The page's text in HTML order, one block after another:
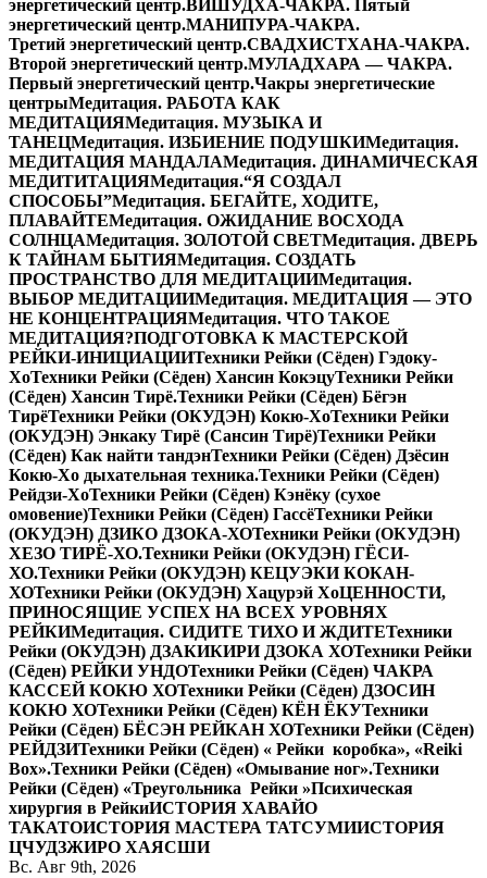
энергетический центр.ВИШУДХА-ЧАКРА. Пятый
энергетический центр.МАНИПУРА-ЧАКРА.
Третий энергетический центр.СВАДХИСТХАНА-ЧАКРА.
Второй энергетический центр.МУЛАДХАРА — ЧАКРА.
Первый энергетический центр.Чакры энергетические
центрыМедитация. РАБОТА КАК
МЕДИТАЦИЯМедитация. МУЗЫКА И
ТАНЕЦМедитация. ИЗБИЕНИЕ ПОДУШКИМедитация.
МЕДИТАЦИЯ МАНДАЛАМедитация. ДИНАМИЧЕСКАЯ
МЕДИТИТАЦИЯМедитация.“Я СОЗДАЛ
СПОСОБЫ”Медитация. БЕГАЙТЕ, ХОДИТЕ,
ПЛАВАЙТЕМедитация. ОЖИДАНИЕ ВОСХОДА
СОЛНЦАМедитация. ЗОЛОТОЙ СВЕТМедитация. ДВЕРЬ
К ТАЙНАМ БЫТИЯМедитация. СОЗДАТЬ
ПРОСТРАНСТВО ДЛЯ МЕДИТАЦИИМедитация.
ВЫБОР МЕДИТАЦИИМедитация. МЕДИТАЦИЯ — ЭТО
НЕ КОНЦЕНТРАЦИЯМедитация. ЧТО ТАКОЕ
МЕДИТАЦИЯ?ПОДГОТОВКА К МАСТЕРСКОЙ
РЕЙКИ-ИНИЦИАЦИИТехники Рейки (Сёден) Гэдоку-
ХоТехники Рейки (Сёден) Хансин КокэцуТехники Рейки
(Сёден) Хансин Тирё.Техники Рейки (Сёден) Бёгэн
ТирёТехники Рейки (ОКУДЭН) Кокю-ХоТехники Рейки
(ОКУДЭН) Энкаку Тирё (Сансин Тирё)Техники Рейки
(Сёден) Как найти тандэнТехники Рейки (Сёден) Дзёсин
Кокю-Хо дыхательная техника.Техники Рейки (Сёден)
Рейдзи-ХоТехники Рейки (Сёден) Кэнёку (сухое
омовение)Техники Рейки (Сёден) ГассёТехники Рейки
(ОКУДЭН) ДЗИКО ДЗОКА-ХОТехники Рейки (ОКУДЭН)
ХЕЗО ТИРЁ-ХО.Техники Рейки (ОКУДЭН) ГЁСИ-
ХО.Техники Рейки (ОКУДЭН) КЕЦУЭКИ КОКАН-
ХОТехники Рейки (ОКУДЭН) Хацурэй ХоЦЕННОСТИ,
ПРИНОСЯЩИЕ УСПЕХ НА ВСЕХ УРОВНЯХ
РЕЙКИМедитация. СИДИТЕ ТИХО И ЖДИТЕТехники
Рейки (ОКУДЭН) ДЗАКИКИРИ ДЗОКА ХОТехники Рейки
(Сёден) РЕЙКИ УНДОТехники Рейки (Сёден) ЧАКРА
КАССЕЙ КОКЮ ХОТехники Рейки (Сёден) ДЗОСИН
КОКЮ ХОТехники Рейки (Сёден) КЁН ЁКУТехники
Рейки (Сёден) БЁСЭН РЕЙКАН ХОТехники Рейки (Сёден)
РЕЙДЗИТехники Рейки (Сёден) « Рейки коробка», «Reiki
Вox».Техники Рейки (Сёден) «Омывание ног».Техники
Рейки (Сёден) «Треугольника Рейки »Психическая
хирургия в РейкиИСТОРИЯ ХАВАЙО
ТАКАТОИСТОРИЯ МАСТЕРА ТАТСУМИИСТОРИЯ
ЦЧУДЗЖИРО ХАЯСШИ
Вс. Авг 9th, 2026